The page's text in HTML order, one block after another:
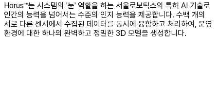
Horus™는 시스템의 '눈' 역할을 하는 서울로보틱스의 특허 AI 기술로
인간의 능력을 넘어서는 수준의 인지 능력을 제공합니다. 수백 개의
서로 다른 센서에서 수집된 데이터를 동시에 융합하고 처리하여, 운영
환경에 대한 하나의 완벽하고 정밀한 3D 모델을 생성합니다.